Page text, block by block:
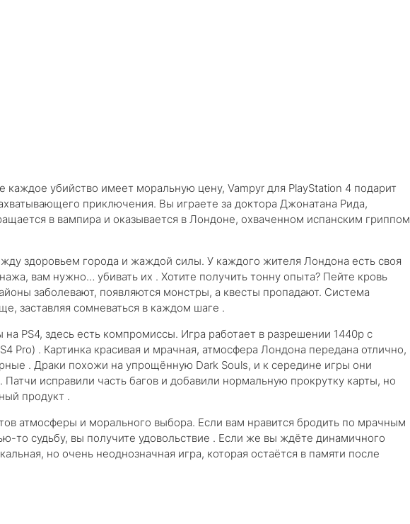
каждое убийство имеет моральную цену, Vampyr для PlayStation 4 подарит
приключения. Вы играете за доктора Джонатана Рида,
в вампира и оказывается в Лондоне, охваченном испанским гриппом
здоровьем города и жаждой силы. У каждого жителя Лондона есть своя
вам нужно… убивать их . Хотите получить тонну опыта? Пейте кровь
заболевают, появляются монстры, а квесты пропадают. Система
заставляя сомневаться в каждом шаге .
PS4, здесь есть компромиссы. Игра работает в разрешении 1440p с
Pro) . Картинка красивая и мрачная, атмосфера Лондона передана отлично,
. Драки похожи на упрощённую Dark Souls, и к середине игры они
исправили часть багов и добавили нормальную прокрутку карты, но
продукт .
атмосферы и морального выбора. Если вам нравится бродить по мрачным
то судьбу, вы получите удовольствие . Если же вы ждёте динамичного
но очень неоднозначная игра, которая остаётся в памяти после